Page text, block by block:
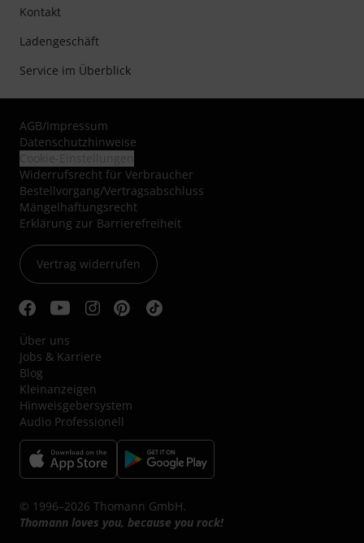
Kontakt
Ladengeschäft
Service im Überblick
AGB/Impressum
Datenschutzhinweise
Widerrufsrecht für Verbraucher
Bestellvorgang/Vertragsabschluss
Mängelhaftungsrecht
Erklärung zur Barrierefreiheit
Vertrag widerrufen
Über uns
Jobs & Karriere
Blog
Kleinanzeigen
Hinweisgebersystem
Audio Professionell
© 1996–2026 Thomann GmbH.
Thomann loves you, because you rock!